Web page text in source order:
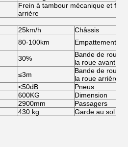
Frein à tambour mécanique et
arrière
25km/h
Châssis
80-100km
Empattement
30%
Bande de
la roue avant
≤3m
Bande de
la roue arrière
<50dB
Pneus
600KG
Dimension
2900mm
Passagers
430 kg Garde au sol